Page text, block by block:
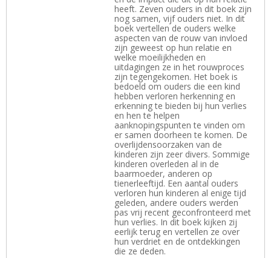
heeft. Zeven ouders in dit boek zijn
nog samen, vijf ouders niet. In dit
boek vertellen de ouders welke
aspecten van de rouw van invloed
zijn geweest op hun relatie en
welke moeilijkheden en
uitdagingen ze in het rouwproces
zijn tegengekomen. Het boek is
bedoeld om ouders die een kind
hebben verloren herkenning en
erkenning te bieden bij hun verlies
en hen te helpen
aanknopingspunten te vinden om
er samen doorheen te komen. De
overlijdensoorzaken van de
kinderen zijn zeer divers. Sommige
kinderen overleden al in de
baarmoeder, anderen op
tienerleeftijd. Een aantal ouders
verloren hun kinderen al enige tijd
geleden, andere ouders werden
pas vrij recent geconfronteerd met
hun verlies. In dit boek kijken zij
eerlijk terug en vertellen ze over
hun verdriet en de ontdekkingen
die ze deden.